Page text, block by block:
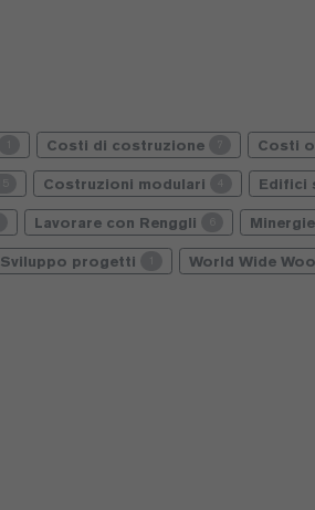
Costi di costruzione Costi
Costruzioni modulari Edifici
Lavorare con Renggli Minergie
Sviluppo progetti World Wide